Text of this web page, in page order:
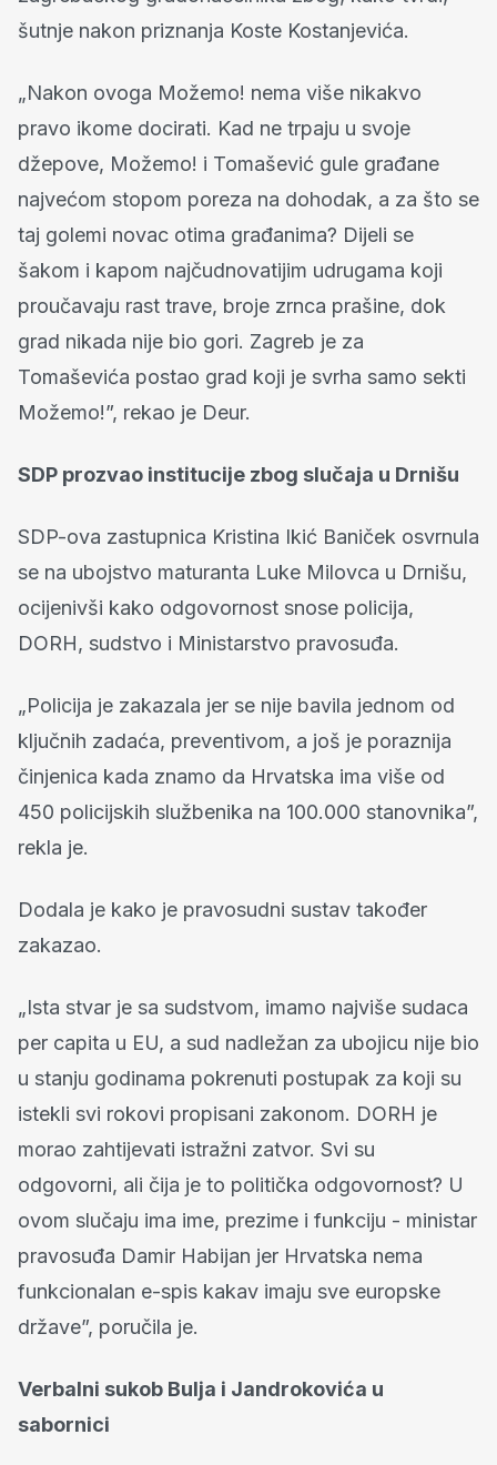
šutnje nakon priznanja Koste Kostanjevića.
„Nakon ovoga Možemo! nema više nikakvo
pravo ikome docirati. Kad ne trpaju u svoje
džepove, Možemo! i Tomašević gule građane
najvećom stopom poreza na dohodak, a za što se
taj golemi novac otima građanima? Dijeli se
šakom i kapom najčudnovatijim udrugama koji
proučavaju rast trave, broje zrnca prašine, dok
grad nikada nije bio gori. Zagreb je za
Tomaševića postao grad koji je svrha samo sekti
Možemo!”, rekao je Deur.
SDP prozvao institucije zbog slučaja u Drnišu
SDP-ova zastupnica Kristina Ikić Baniček osvrnula
se na ubojstvo maturanta Luke Milovca u Drnišu,
ocijenivši kako odgovornost snose policija,
DORH, sudstvo i Ministarstvo pravosuđa.
„Policija je zakazala jer se nije bavila jednom od
ključnih zadaća, preventivom, a još je poraznija
činjenica kada znamo da Hrvatska ima više od
450 policijskih službenika na 100.000 stanovnika”,
rekla je.
Dodala je kako je pravosudni sustav također
zakazao.
„Ista stvar je sa sudstvom, imamo najviše sudaca
per capita u EU, a sud nadležan za ubojicu nije bio
u stanju godinama pokrenuti postupak za koji su
istekli svi rokovi propisani zakonom. DORH je
morao zahtijevati istražni zatvor. Svi su
odgovorni, ali čija je to politička odgovornost? U
ovom slučaju ima ime, prezime i funkciju - ministar
pravosuđa Damir Habijan jer Hrvatska nema
funkcionalan e-spis kakav imaju sve europske
države”, poručila je.
Verbalni sukob Bulja i Jandrokovića u
sabornici